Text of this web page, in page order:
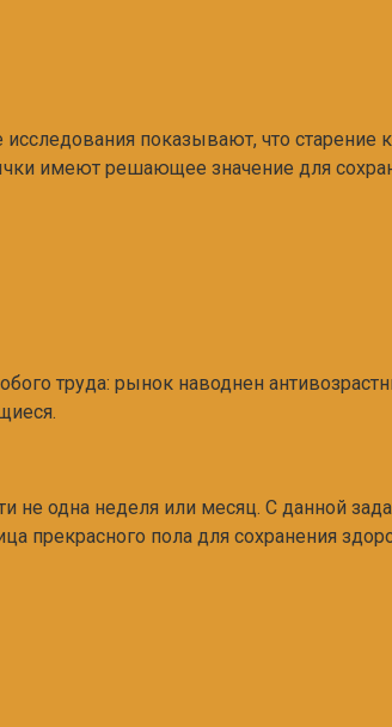
показывают, что старение
имеют решающее значение для
труда: рынок наводнен
одна неделя или месяц. С данной
прекрасного пола для сохранения